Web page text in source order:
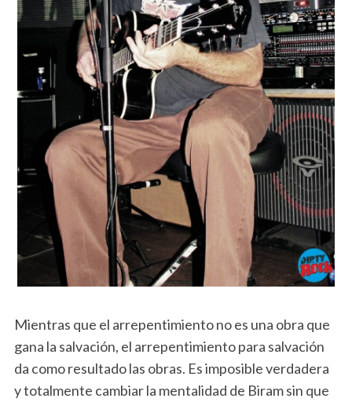
Mientras que el arrepentimiento no es una obra que
gana la salvación, el arrepentimiento para salvación
da como resultado las obras. Es imposible verdadera
y totalmente cambiar la mentalidad de Biram sin que